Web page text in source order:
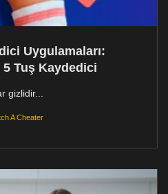
Uygulamaları:
Tuş Kaydedici
gizlidir...
A Cheater